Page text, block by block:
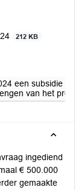
212 KB
een subsidie te
van het
ingediend
€ 500.000
gemaakte